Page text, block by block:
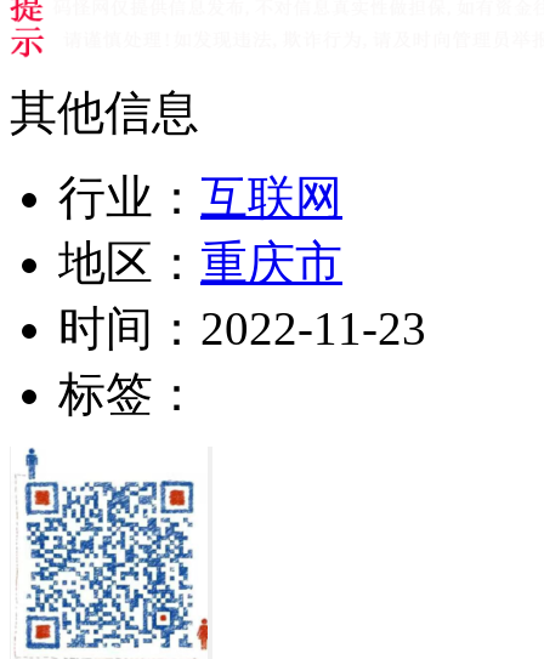
其他信息
行业： 互联网
地区： 重庆市
时间： 2022-11-23
标签：